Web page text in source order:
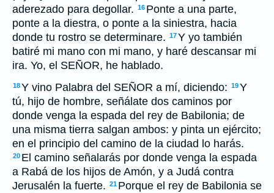
aderezado para degollar. 16 Ponte a una parte,
ponte a la diestra, o ponte a la siniestra, hacia
donde tu rostro se determinare. 17Y yo también
batiré mi mano con mi mano, y haré descansar mi
ira. Yo, el SEÑOR, he hablado.
18Y vino Palabra del SEÑOR a mí, diciendo: 19Y
tú, hijo de hombre, señálate dos caminos por
donde venga la espada del rey de Babilonia; de
una misma tierra salgan ambos: y pinta un ejército;
en el principio del camino de la ciudad lo harás.
20 El camino señalarás por donde venga la espada
a Rabá de los hijos de Amón, y a Judá contra
Jerusalén la fuerte. 21 Porque el rey de Babilonia se